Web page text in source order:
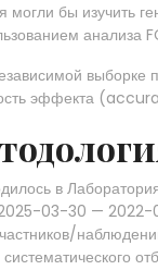
бы изучить
анализа
выборке
эффекта
в
03-30 — 2022-